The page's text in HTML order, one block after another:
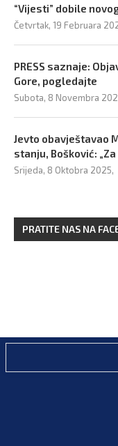
“Vijesti” dobile
Četvrtak, 19 Februara
PRESS saznaje:
Gore, pogledajte
Subota, 8 Novembra
Jevto obavještavao
stanju, Bošković:
Srijeda, 8 Oktobra 2025,
PRATITE NAS NA